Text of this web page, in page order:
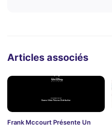
Articles associés
Frank Mccourt Présente Un